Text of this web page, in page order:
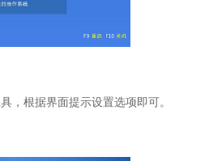
，根据界面提示设置选项即可。